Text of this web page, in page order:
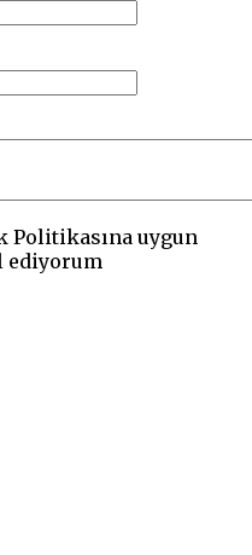
uygun
ediyorum